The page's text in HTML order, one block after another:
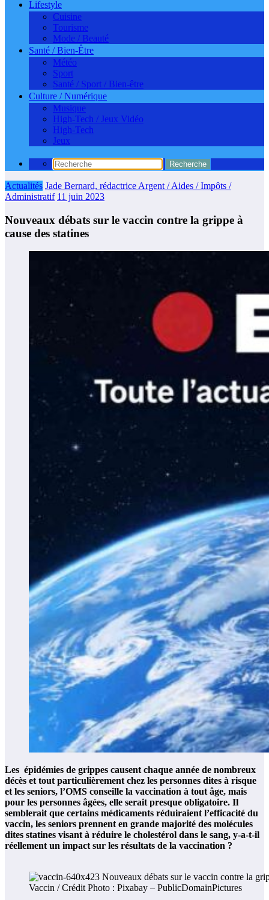
Lifestyle
Cuisine
Tourisme
Mode / Beauté
Santé / Bien-Être
Météo
Sport
Santé / Sport / Bien-être
Culture / Numérique
Musique
High-Tech / Jeux Vidéo
High-Tech
Jeux
Actualités Jade Bernard, rédactrice Argent / Aides / Impôts /
Administratif 11 juin 2023
Nouveaux débats sur le vaccin contre la grippe à
cause des statines
Les épidémies de grippes causent chaque année de nombreux
décès et tout particulièrement chez les personnes dites à risque
et les seniors, l’OMS conseille la vaccination à tout âge, mais
pour les personnes âgées, elle serait presque obligatoire. Il
semblerait que certains médicaments réduiraient l’efficacité du
vaccin, les seniors prennent en grande majorité des molécules
dites statines visant à réduire le cholestérol dans le sang, y-a-t-il
réellement un impact sur les résultats de la vaccination ?
Vaccin / Crédit Photo : Pixabay – PublicDomainPictures